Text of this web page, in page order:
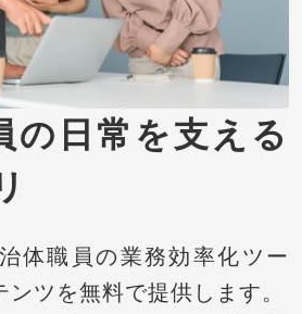
の日常を支える
体職員の業務効率化ツー
ツを無料で提供します。